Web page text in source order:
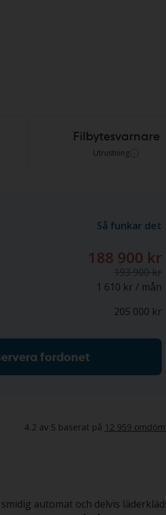
Filbytesvarnare
Utrustning
Så funkar det
188 900 kr
193 900 kr
1 610 kr / mån
205 000 kr
(inkl. moms)
fordonet
automat och delvis